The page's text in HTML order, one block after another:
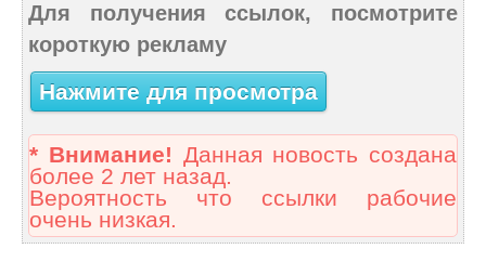
Для получения ссылок, посмотрите
короткую рекламу
Нажмите для просмотра
* Внимание! Данная новость создана
более 2 лет назад.
Вероятность что ссылки рабочие
очень низкая.